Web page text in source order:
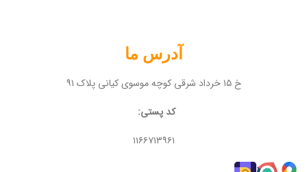
آدرس ما
خ ۱۵ خرداد شرقی کوچه موسوی کیانی پلاک ۹۱
کد پستی:
۱۱۶۶۷۱۳۹۶۱